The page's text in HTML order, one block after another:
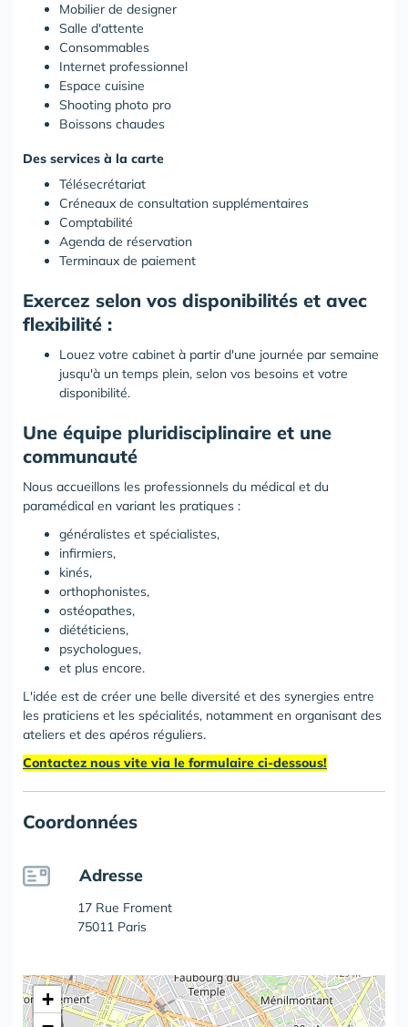
Mobilier de designer
Salle d'attente
Consommables
Internet professionnel
Espace cuisine
Shooting photo pro
Boissons chaudes
Des services à la carte
Télésecrétariat
Créneaux de consultation supplémentaires
Comptabilité
Agenda de réservation
Terminaux de paiement
Exercez selon vos disponibilités et avec
flexibilité :
Louez votre cabinet à partir d'une journée par semaine
jusqu'à un temps plein, selon vos besoins et votre
disponibilité.
Une équipe pluridisciplinaire et une
communauté
Nous accueillons les professionnels du médical et du
paramédical en variant les pratiques :
généralistes et spécialistes,
infirmiers,
kinés,
orthophonistes,
ostéopathes,
diététiciens,
psychologues,
et plus encore.
L'idée est de créer une belle diversité et des synergies entre
les praticiens et les spécialités, notamment en organisant des
ateliers et des apéros réguliers.
Contactez nous vite via le formulaire ci-dessous!
Coordonnées
Adresse
17 Rue Froment
75011 Paris
+